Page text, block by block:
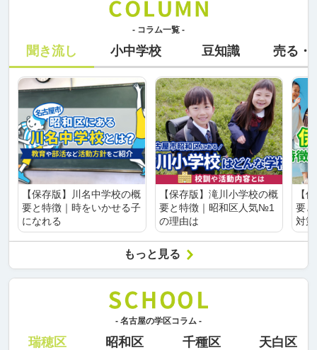
- コラム一覧 -
聞き流し 小中学校 豆知識 売る・
【保存版】川名中学校の概
要と特徴｜時をいかせる子
になれる
【保存版】滝川小学校の概
要と特徴｜昭和区人気№1
の理由は
【
要
対
もっと見る
- 名古屋の学区コラム -
瑞穂区 昭和区 千種区 天白区